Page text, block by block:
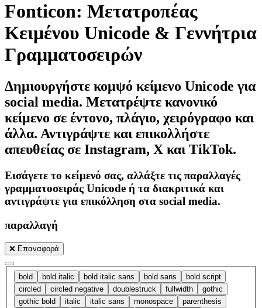
Fonticon: Μετατροπέας
Κειμένου Unicode & Γεννήτρια
Γραμματοσειρών
Δημιουργήστε κομψό κείμενο Unicode για
social media. Μετατρέψτε κανονικό
κείμενο σε έντονο, πλάγιο, χειρόγραφο και
άλλα. Αντιγράψτε και επικολλήστε
απευθείας σε Instagram, X και TikTok.
Εισάγετε το κείμενό σας, αλλάξτε τις παραλλαγές
γραμματοσειράς Unicode ή τα διακριτικά και
αντιγράψτε για επικόλληση στα social media.
παραλλαγή
❌ Επαναφορά
bold bold italic bold italic sans bold sans
bold script
circled
circled negative doublestruck fullwidth
gothic
gothic bold
italic italic sans monospace
parenthesis